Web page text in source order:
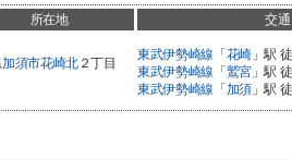
所在地 交通
加須市花崎北２丁目
東武伊勢崎線 「 花崎」駅
東武伊勢崎線 「 鷲宮」駅
東武伊勢崎線 「 加須」駅